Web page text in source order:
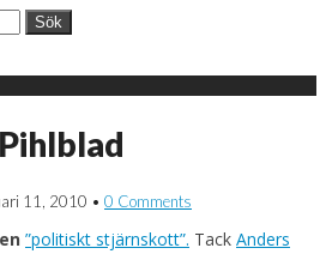
11, 2010 • 0 Comments
”politiskt stjärnskott”. Tack Anders